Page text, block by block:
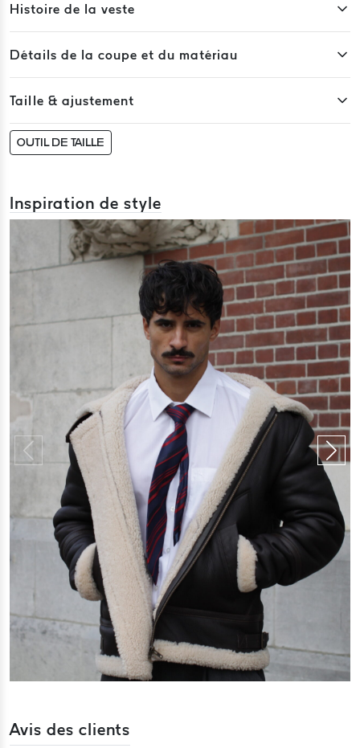
Histoire de la veste
Détails de la coupe et du matériau
Taille & ajustement
OUTIL DE TAILLE
Inspiration de style
Avis des clients